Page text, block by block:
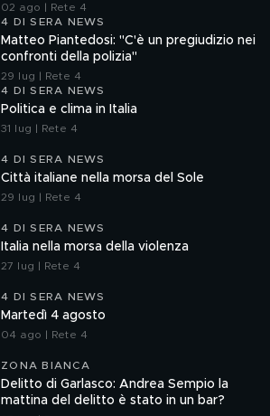
02 ago | Rete 4
4 DI SERA NEWS
Matteo Piantedosi: "C'è un pregiudizio nei
confronti della polizia"
29 lug | Rete 4
4 DI SERA NEWS
Politica e clima in Italia
31 lug | Rete 4
4 DI SERA NEWS
Città italiane nella morsa del Sole
29 lug | Rete 4
4 DI SERA NEWS
Italia nella morsa della violenza
27 lug | Rete 4
4 DI SERA NEWS
Martedì 4 agosto
04 ago | Rete 4
ZONA BIANCA
Delitto di Garlasco: Andrea Sempio la
mattina del delitto è stato in un bar?